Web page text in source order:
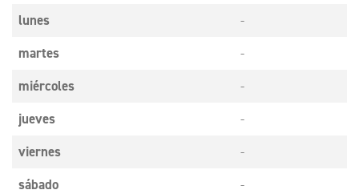
lunes
-
martes
-
miércoles
-
jueves
-
viernes
-
sábado
-